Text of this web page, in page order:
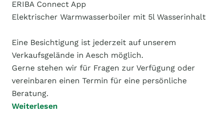
ERIBA Connect App
Elektrischer Warmwasserboiler mit 5l Wasserinhalt
Eine Besichtigung ist jederzeit auf unserem
Verkaufsgelände in Aesch möglich.
Gerne stehen wir für Fragen zur Verfügung oder
vereinbaren einen Termin für eine persönliche
Beratung.
Weiterlesen